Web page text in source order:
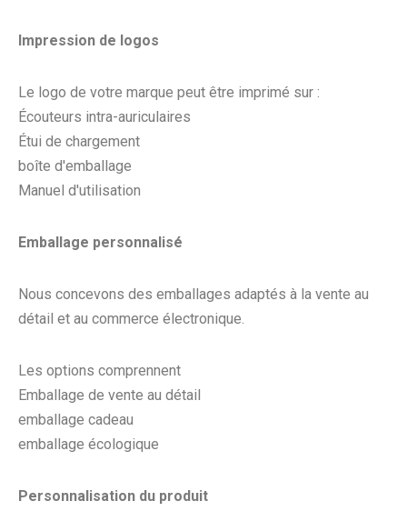
Impression de logos
Le logo de votre marque peut être imprimé sur :
Écouteurs intra-auriculaires
Étui de chargement
boîte d'emballage
Manuel d'utilisation
Emballage personnalisé
Nous concevons des emballages adaptés à la vente au
détail et au commerce électronique.
Les options comprennent
Emballage de vente au détail
emballage cadeau
emballage écologique
Personnalisation du produit